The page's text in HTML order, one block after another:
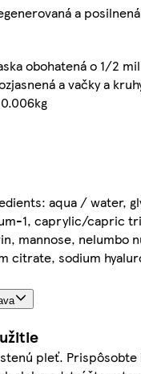
a
obohatená o 1/2
a vačky a
aqua / water,
1, caprylic/capric
mannose, nelumbo
citrate, sodium
pleť.